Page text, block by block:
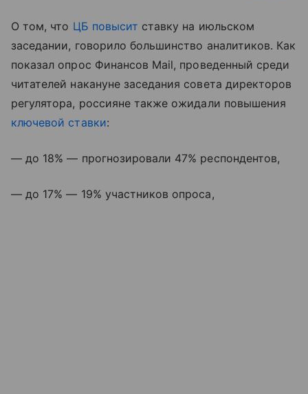
О том, что ЦБ повысит ставку на июльском
заседании, говорило большинство аналитиков. Как
показал опрос Финансов Mail, проведенный среди
читателей накануне заседания совета директоров
регулятора, россияне также ожидали повышения
ключевой ставки:
— до 18% — прогнозировали 47% респондентов,
— до 17% — 19% участников опроса,